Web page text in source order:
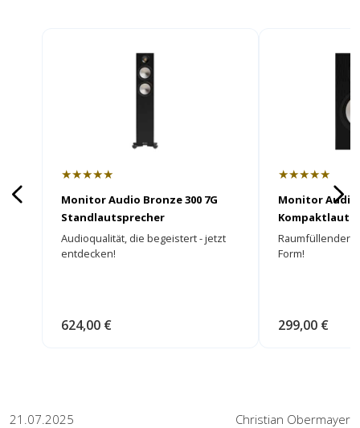
★★★★★
Monitor Audio Bronze 300 7G
Standlautsprecher
Audioqualität, die begeistert - jetzt
entdecken!
624,00 €
★★★★★
Monitor Audio
Raumfüllender
Form!
299,00 €
21.07.2025 Christian Obermayer